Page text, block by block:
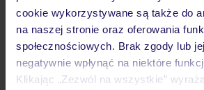
cookie wykorzystywane są także do
na naszej stronie oraz oferowania
społecznościowych. Brak zgody lub
negatywnie wpłynąć na niektóre
Klikając „Zezwól na wszystkie”
Hotel